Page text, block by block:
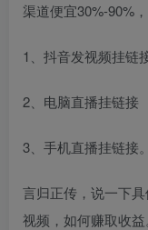
渠道便宜30%-90%
1、抖音发视频挂链
2、电脑直播挂链接
3、手机直播挂链接。
言归正传，说一下
视频，如何赚取收益